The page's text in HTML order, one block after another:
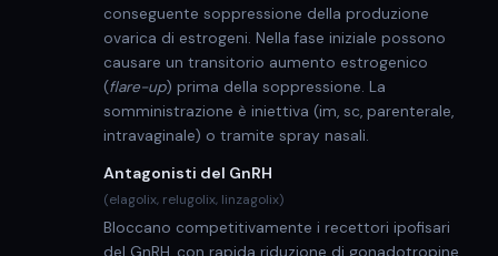
conseguente soppressione della produzione
ovarica di estrogeni. Nella fase iniziale possono
causare un transitorio aumento estrogenico
(flare-up) prima della soppressione. La
somministrazione è iniettiva (im, sc, parenterale,
intravaginale) o tramite spray nasali.
Antagonisti del GnRH
(elagolix, relugolix, linzagolix)
Bloccano competitivamente i recettori ipofisari